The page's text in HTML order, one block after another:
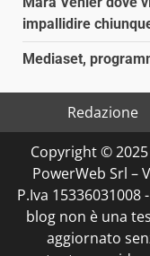
impallidire
Mediaset,
Redazione
Copyright ©
PowerWeb Srl –
P.Iva
blog non è una
aggiornato